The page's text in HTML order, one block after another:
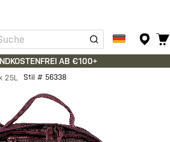
AB €100+
25L Stil # 56338